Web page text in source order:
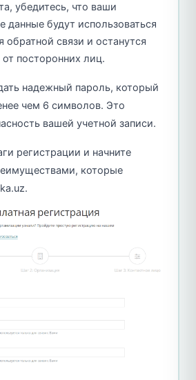
убедитесь, что ваши
данные будут использоваться
обратной связи и останутся
посторонних лиц.
надежный пароль, который
чем 6 символов. Это
вашей учетной записи.
регистрации и начните
которые